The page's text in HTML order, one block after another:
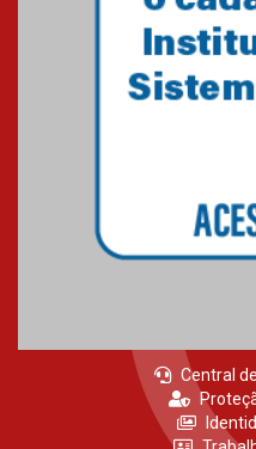
Central